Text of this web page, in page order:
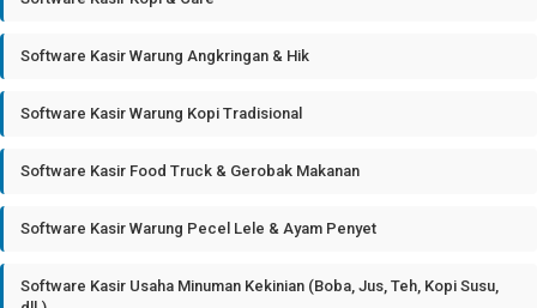
Software Kasir Warung Angkringan & Hik
Software Kasir Warung Kopi Tradisional
Software Kasir Food Truck & Gerobak Makanan
Software Kasir Warung Pecel Lele & Ayam Penyet
Software Kasir Usaha Minuman Kekinian (Boba, Jus, Teh, Kopi Susu,